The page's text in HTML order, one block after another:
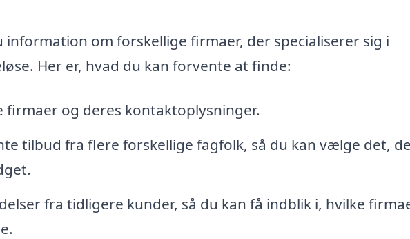
information om forskellige firmaer, der specialiserer sig i
Her er, hvad du kan forvente at finde:
firmaer og deres kontaktoplysninger.
tilbud fra flere forskellige fagfolk, så du kan vælge det,
fra tidligere kunder, så du kan få indblik i, hvilke